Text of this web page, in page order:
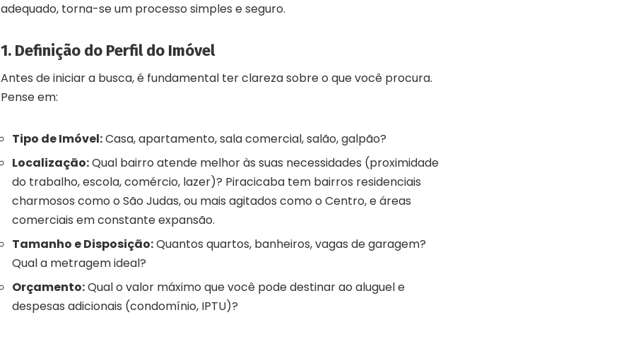
adequado, torna-se um processo simples e seguro.
1. Definição do Perfil do Imóvel
Antes de iniciar a busca, é fundamental ter clareza sobre o que você procura.
Pense em:
Tipo de Imóvel:Casa, apartamento, sala comercial, salão, galpão?
Localização:Qual bairro atende melhor às suas necessidades (proximidade
do trabalho, escola, comércio, lazer)? Piracicaba tem bairros residenciais
charmosos como o São Judas, ou mais agitados como o Centro, e áreas
comerciais em constante expansão.
Tamanho e Disposição:Quantos quartos, banheiros, vagas de garagem?
Qual a metragem ideal?
Orçamento:Qual o valor máximo que você pode destinar ao aluguel e
despesas adicionais (condomínio, IPTU)?